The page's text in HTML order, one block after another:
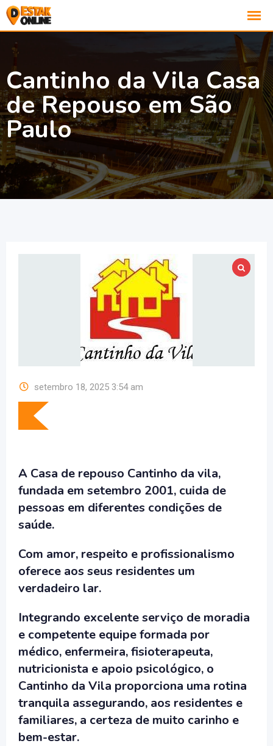
Cantinho da Vila Casa
de Repouso em São
Paulo
setembro 18, 2025 3:54 am
A Casa de repouso Cantinho da vila,
fundada em setembro 2001, cuida de
pessoas em diferentes condições de
saúde.
Com amor, respeito e profissionalismo
oferece aos seus residentes um
verdadeiro lar.
Integrando excelente serviço de moradia
e competente equipe formada por
médico, enfermeira, fisioterapeuta,
nutricionista e apoio psicológico, o
Cantinho da Vila proporciona uma rotina
tranquila assegurando, aos residentes e
familiares, a certeza de muito carinho e
bem-estar.